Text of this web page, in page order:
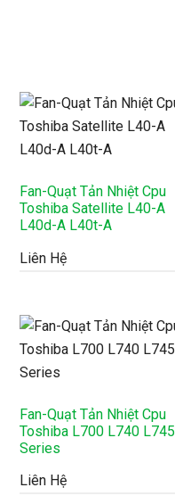
Fan-Quạt Tản Nhiệt Cpu
Toshiba Satellite L40-A
L40d-A L40t-A
Liên Hệ
Fan-Quạt Tản Nhiệt Cpu
Toshiba L700 L740 L745
Series
Liên Hệ